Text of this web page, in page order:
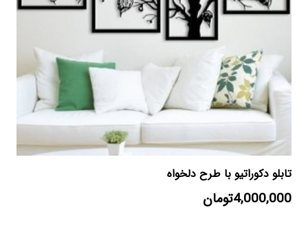
تابلو دکوراتیو با طرح دلخواه
4,000,000تومان